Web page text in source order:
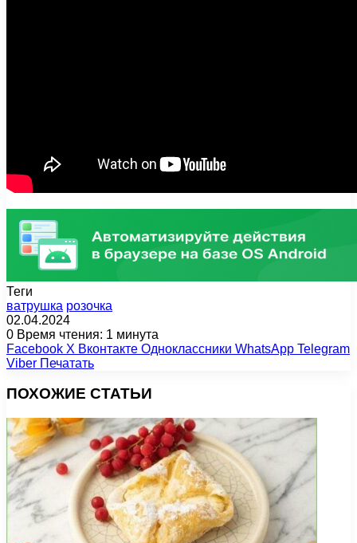
Теги
ватрушка розочка
02.04.2024
0 Время чтения: 1 минута
Facebook X Вконтакте Одноклассники WhatsApp Telegram
Viber Печатать
ПОХОЖИЕ СТАТЬИ